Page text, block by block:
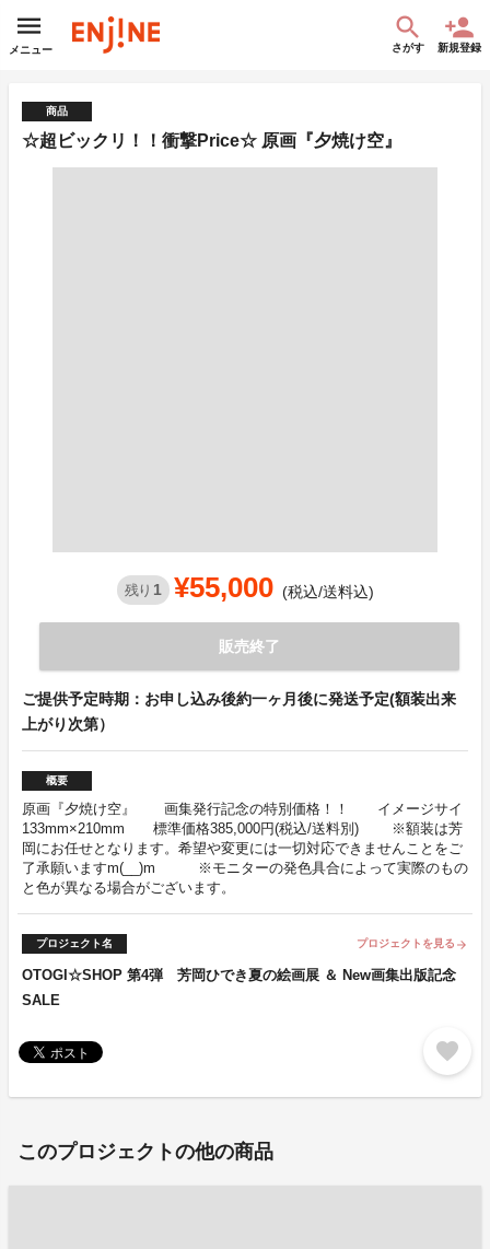
メニュー さがす 新規登録
商品
☆超ビックリ！！衝撃Price☆ 原画『夕焼け空』
残り 1 ¥55,000 (税込/送料込)
販売終了
ご提供予定時期：お申し込み後約一ヶ月後に発送予定(額装出来
上がり次第）
概要
原画『夕焼け空』 画集発行記念の特別価格！！ イメージサイ
133mm×210mm 標準価格385,000円(税込/送料別) ※額装は芳
岡にお任せとなります。希望や変更には一切対応できませんことをご
了承願いますm(__)m ※モニターの発色具合によって実際のもの
と色が異なる場合がございます。
プロジェクト名 プロジェクトを見る arrow_forward
OTOGI☆SHOP 第4弾 芳岡ひでき夏の絵画展 ＆ New画集出版記念
SALE
favorite
このプロジェクトの他の商品